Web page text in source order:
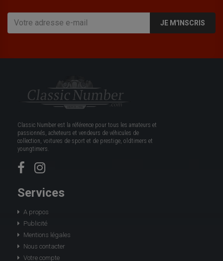
JE M'INSCRIS
Classic Number est la référence pour tous les amateurs et
passionnés, acheteurs et vendeurs de véhicules de
collection, voitures de sport et de prestige, oldtimers et
youngtimers.
Services
A propos
Publicité
Mentions légales
Nous contacter
Votre compte